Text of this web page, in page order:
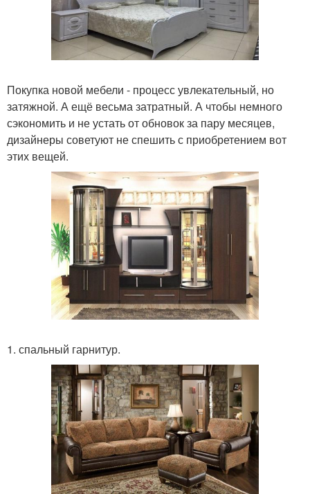
Покупка новой мебели - процесс увлекательный, но
затяжной. А ещё весьма затратный. А чтобы немного
сэкономить и не устать от обновок за пару месяцев,
дизайнеры советуют не спешить с приобретением вот
этих вещей.
1. спальный гарнитур.